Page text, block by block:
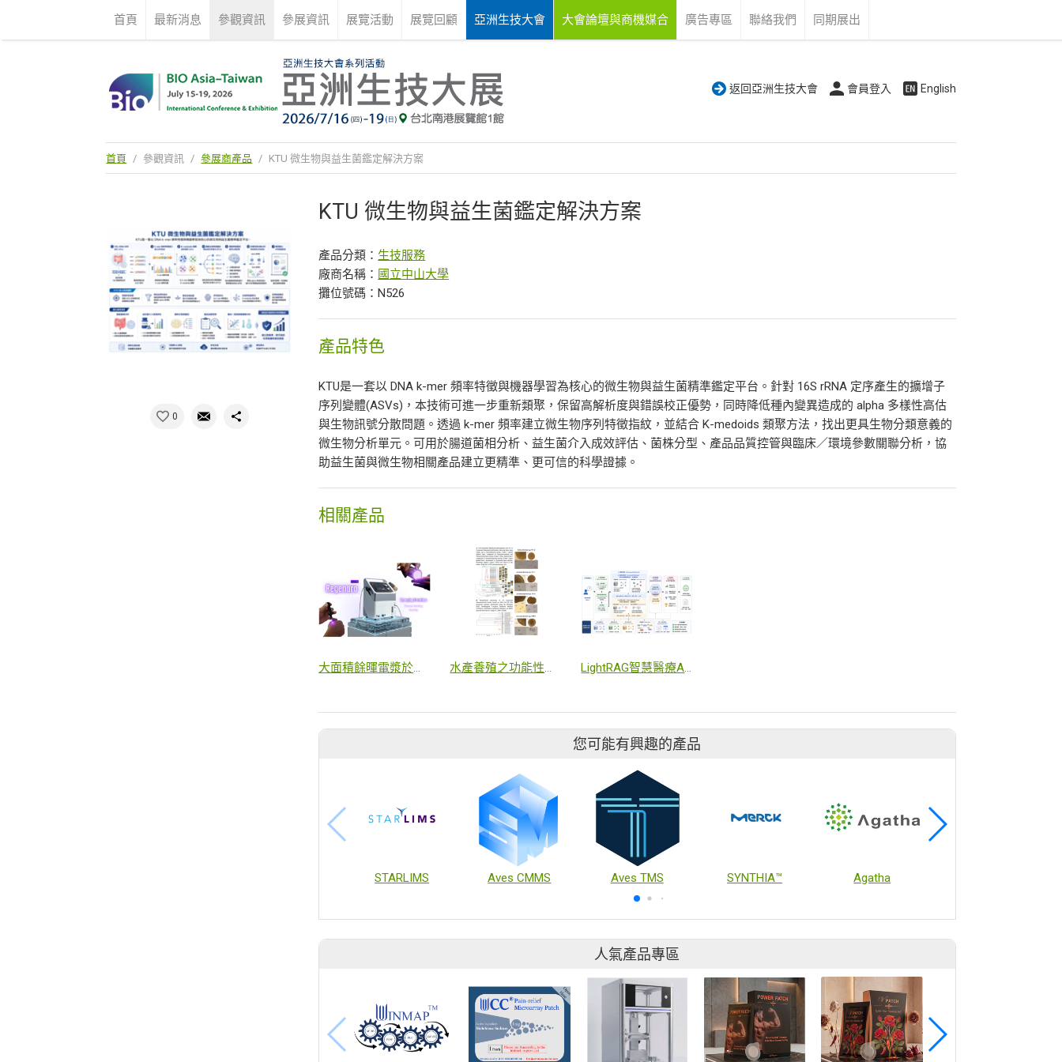
首頁 最新消息 參觀資訊 參展資訊 展覽活動 展覽回顧 亞洲生技大會 大會論壇與商機媒合 廣告專區 聯絡我們 同期展出
返回亞洲生技大會 會員登入 English
首頁 / 參觀資訊 / 參展商產品 / KTU 微生物與益生菌鑑定解決方案
0
KTU 微生物與益生菌鑑定解決方案
產品分類： 生技服務
廠商名稱： 國立中山大學
攤位號碼：N526
產品特色
KTU是一套以 DNA k-mer 頻率特徵與機器學習為核心的微生物與益生菌精準鑑定平台。針對 16S rRNA 定序產生的擴增子
序列變體(ASVs)，本技術可進一步重新類聚，保留高解析度與錯誤校正優勢，同時降低種內變異造成的 alpha 多樣性高估
與生物訊號分散問題。透過 k-mer 頻率建立微生物序列特徵指紋，並結合 K-medoids 類聚方法，找出更具生物分類意義的
微生物分析單元。可用於腸道菌相分析、益生菌介入成效評估、菌株分型、產品品質控管與臨床／環境參數關聯分析，協
助益生菌與微生物相關產品建立更精準、更可信的科學證據。
相關產品
大面積餘暉電漿於傷口照護之應用 水產養殖之功能性菌株快篩法 LightRAG智慧醫療AI Agent系統
您可能有興趣的產品
STARLIMS Aves CMMS Aves TMS SYNTHIA™ Agatha
人氣產品專區